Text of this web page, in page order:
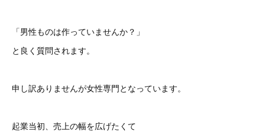
「男性ものは作っていませんか？」
と良く質問されます。
申し訳ありませんが女性専門となっています。
起業当初、売上の幅を広げたくて